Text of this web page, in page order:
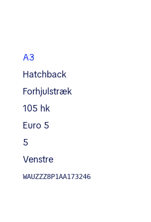
A3
hatchback
forhjulstræk
105 hk
Euro 5
5
venstre
WAUZZZ8P1AA173246